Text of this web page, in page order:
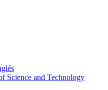
Science and Technology